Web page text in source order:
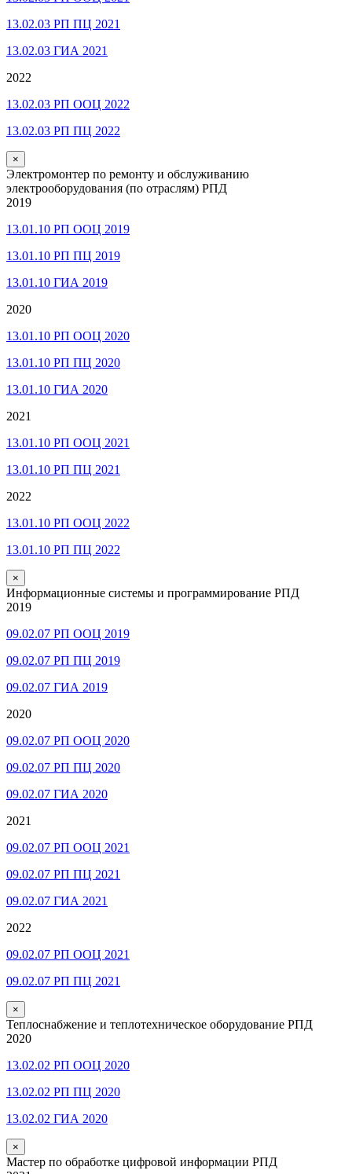
13.02.03 РП ПЦ 2021
13.02.03 ГИА 2021
2022
13.02.03 РП ООЦ 2022
13.02.03 РП ПЦ 2022
×
Электромонтер по ремонту и обслуживанию
электрооборудования (по отраслям) РПД
2019
13.01.10 РП ООЦ 2019
13.01.10 РП ПЦ 2019
13.01.10 ГИА 2019
2020
13.01.10 РП ООЦ 2020
13.01.10 РП ПЦ 2020
13.01.10 ГИА 2020
2021
13.01.10 РП ООЦ 2021
13.01.10 РП ПЦ 2021
2022
13.01.10 РП ООЦ 2022
13.01.10 РП ПЦ 2022
×
Информационные системы и программирование РПД
2019
09.02.07 РП ООЦ 2019
09.02.07 РП ПЦ 2019
09.02.07 ГИА 2019
2020
09.02.07 РП ООЦ 2020
09.02.07 РП ПЦ 2020
09.02.07 ГИА 2020
2021
09.02.07 РП ООЦ 2021
09.02.07 РП ПЦ 2021
09.02.07 ГИА 2021
2022
09.02.07 РП ООЦ 2021
09.02.07 РП ПЦ 2021
×
Теплоснабжение и теплотехническое оборудование РПД
2020
13.02.02 РП ООЦ 2020
13.02.02 РП ПЦ 2020
13.02.02 ГИА 2020
×
Мастер по обработке цифровой информации РПД